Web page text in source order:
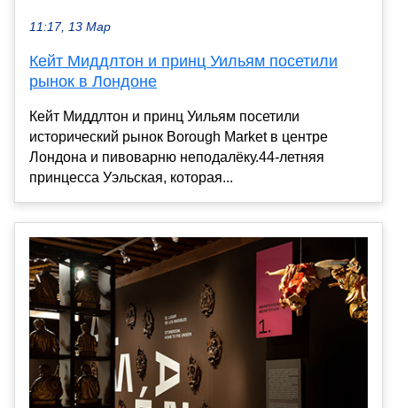
11:17, 13 Мар
Кейт Миддлтон и принц Уильям посетили
рынок в Лондоне
Кейт Миддлтон и принц Уильям посетили
исторический рынок Borough Market в центре
Лондона и пивоварню неподалёку.44-летняя
принцесса Уэльская, которая...